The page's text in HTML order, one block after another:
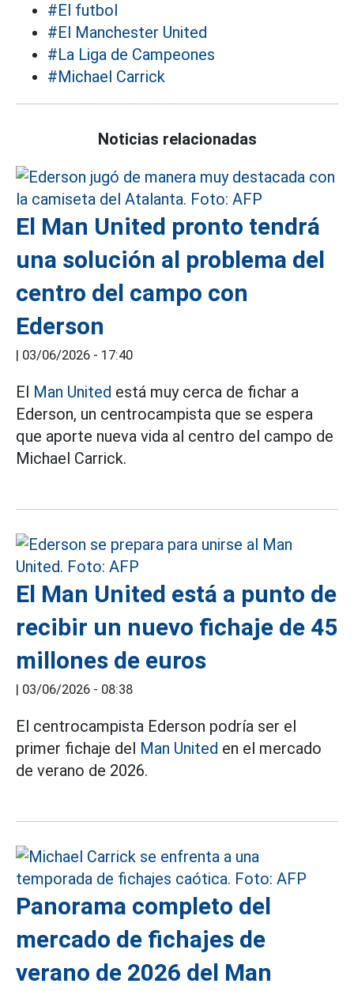
#El futbol
#El Manchester United
#La Liga de Campeones
#Michael Carrick
Noticias relacionadas
El Man United pronto tendrá
una solución al problema del
centro del campo con
Ederson
| 03/06/2026 - 17:40
El Man United está muy cerca de fichar a
Ederson, un centrocampista que se espera
que aporte nueva vida al centro del campo de
Michael Carrick.
El Man United está a punto de
recibir un nuevo fichaje de 45
millones de euros
| 03/06/2026 - 08:38
El centrocampista Ederson podría ser el
primer fichaje del Man United en el mercado
de verano de 2026.
Panorama completo del
mercado de fichajes de
verano de 2026 del Man